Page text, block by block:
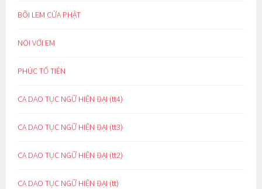
BÔI LEM CỬA PHẬT
NÓI VỚI EM
PHÚC TỔ TIÊN
CA DAO TỤC NGỮ HIỆN ĐẠI (tt4)
CA DAO TỤC NGỮ HIỆN ĐẠI (tt3)
CA DAO TỤC NGỮ HIỆN ĐẠI (tt2)
CA DAO TỤC NGỮ HIỆN ĐẠI (tt)